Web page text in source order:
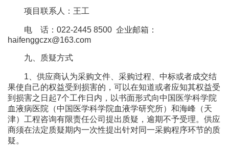
项目联系人：王工
电 话：022-2445 8500 企业邮箱：
haifenggczx@163.com
九、质疑方式
1、供应商认为采购文件、采购过程、中标或者成交结
果使自己的权益受到损害的，可以在知道或者应知其权益受
到损害之日起7个工作日内，以书面形式向中国医学科学院
血液病医院（中国医学科学院血液学研究所）和海峰（天
津）工程咨询有限责任公司提出质疑，逾期不予受理。供应
商须在法定质疑期内一次性提出针对同一采购程序环节的质
疑。